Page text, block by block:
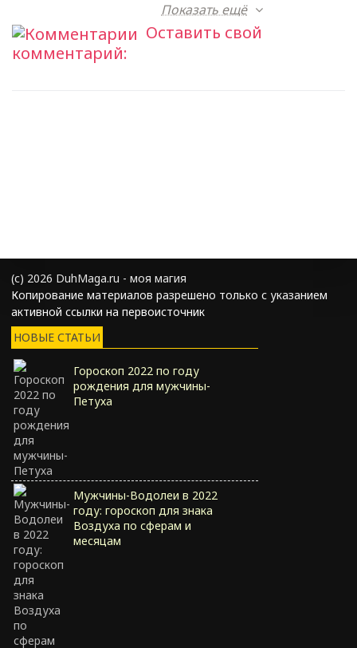
Показать ещё
Оставить свой
комментарий:
(с) 2026 DuhMaga.ru - моя магия
Копирование материалов разрешено только с указанием
активной ссылки на первоисточник
НОВЫЕ СТАТЬИ
Гороскоп 2022 по году
рождения для мужчины-
Петуха
Мужчины-Водолеи в 2022
году: гороскоп для знака
Воздуха по сферам и
месяцам